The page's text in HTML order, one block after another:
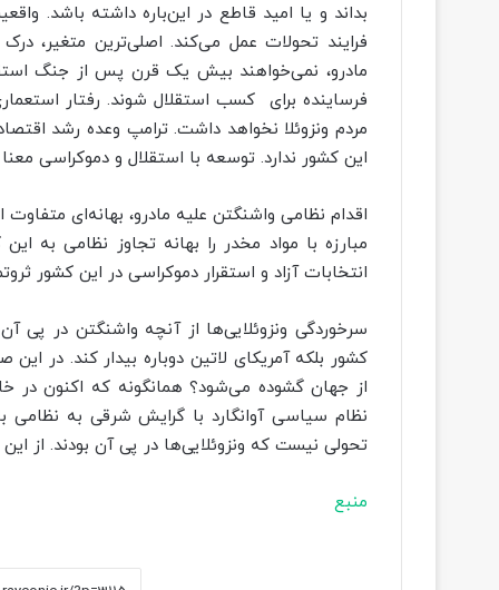
بداند و یا امید قاطع در این‌باره داشته باشد.
فرایند تحولات عمل می‌کند. اصلی‌ترین متغیر،
فرساینده برای کسب استقلال شوند. رفتار
مردم ونزوئلا نخواهد داشت. ترامپ وعده رشد
این کشور ندارد. توسعه با استقلال و دموکراسی
اقدام نظامی واشنگتن علیه مادرو، بهانه‌ای
مبارزه با مواد مخدر را بهانه تجاوز نظامی به
انتخابات آزاد و استقرار دموکراسی در این کشور
سرخوردگی ونزوئلایی‌ها از آنچه واشنگتن در پی
کشور بلکه آمریکای لاتین دوباره بیدار کند. در
از جهان گشوده می‌شود؟ همانگونه که اکنون در
نظام سیاسی آوانگارد با گرایش شرقی به
تحولی نیست که ونزوئلایی‌ها در پی آن بودند.
منبع